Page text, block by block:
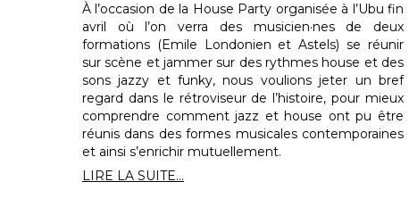
À l’occasion de la House Party organisée à l’Ubu fin
avril où l’on verra des musicien·nes de deux
formations (Emile Londonien et Astels) se réunir
sur scène et jammer sur des rythmes house et des
sons jazzy et funky, nous voulions jeter un bref
regard dans le rétroviseur de l’histoire, pour mieux
comprendre comment jazz et house ont pu être
réunis dans des formes musicales contemporaines
et ainsi s’enrichir mutuellement.
LIRE LA SUITE...